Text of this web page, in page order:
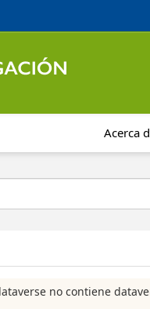
Acerca
no contiene